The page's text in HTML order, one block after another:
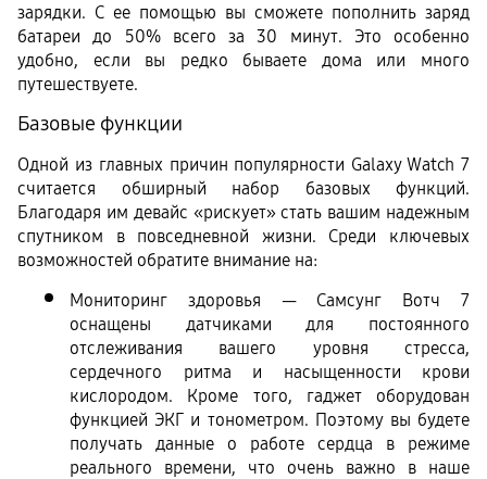
зарядки. С ее помощью вы сможете пополнить заряд
батареи до 50% всего за 30 минут. Это особенно
удобно, если вы редко бываете дома или много
путешествуете.
Базовые функции
Одной из главных причин популярности Galaxy Watch 7
считается обширный набор базовых функций.
Благодаря им девайс «рискует» стать вашим надежным
спутником в повседневной жизни. Среди ключевых
возможностей обратите внимание на:
Мониторинг здоровья — Самсунг Вотч 7
оснащены датчиками для постоянного
отслеживания вашего уровня стресса,
сердечного ритма и насыщенности крови
кислородом. Кроме того, гаджет оборудован
функцией ЭКГ и тонометром. Поэтому вы будете
получать данные о работе сердца в режиме
реального времени, что очень важно в наше